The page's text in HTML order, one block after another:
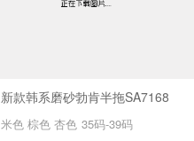
新款韩系磨砂勃肯半拖SA7168
米色 棕色 杏色 35码-39码